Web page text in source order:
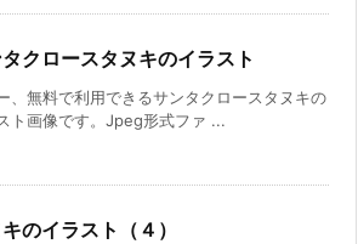
クロースタヌキのイラスト
、無料で利用できるサンタクロースタヌキの
ト画像です。Jpeg形式ファ ...
のイラスト（４）